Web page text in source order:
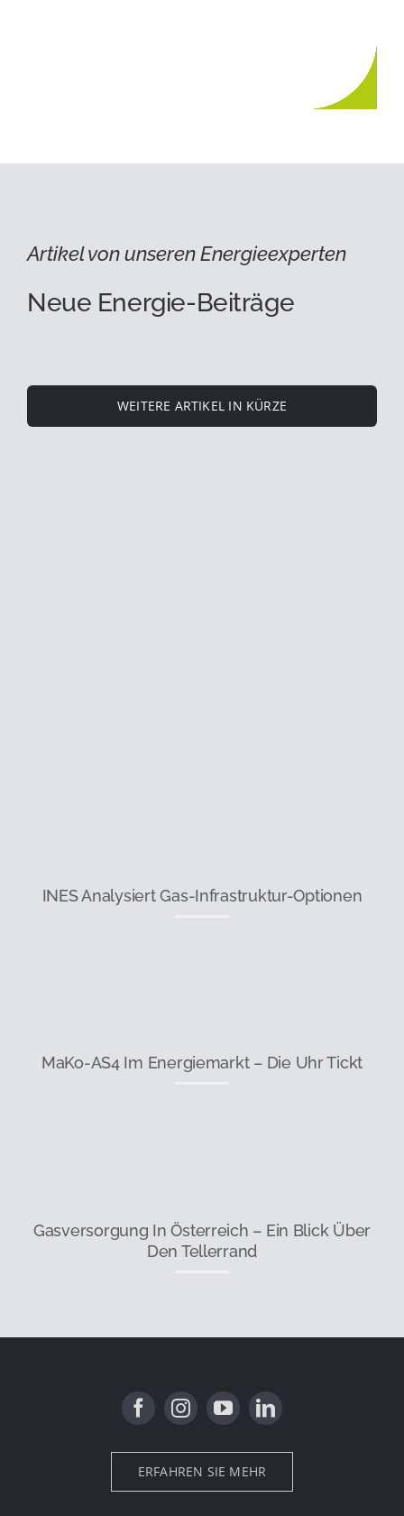
Artikel von unseren Energieexperten
Neue Energie-Beiträge
WEITERE ARTIKEL IN KÜRZE
INES Analysiert Gas-Infrastruktur-Optionen
MaKo-AS4 Im Energiemarkt – Die Uhr Tickt
Gasversorgung In Österreich – Ein Blick Über
Den Tellerrand
ERFAHREN SIE MEHR